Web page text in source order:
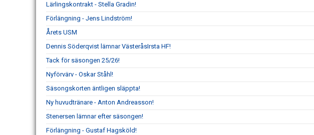
Lärlingskontrakt - Stella Gradin!
Förlängning - Jens Lindström!
Årets USM
Dennis Söderqvist lämnar VästeråsIrsta HF!
Tack för säsongen 25/26!
Nyförvärv - Oskar Ståhl!
Säsongskorten äntligen släppta!
Ny huvudtränare - Anton Andreasson!
Stenersen lämnar efter säsongen!
Förlängning - Gustaf Hagsköld!